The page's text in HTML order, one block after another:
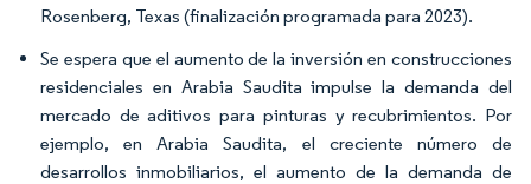
Rosenberg, Texas (finalización programada para 2023).
Se espera que el aumento de la inversión en construcciones
residenciales en Arabia Saudita impulse la demanda del
mercado de aditivos para pinturas y recubrimientos. Por
ejemplo, en Arabia Saudita, el creciente número de
desarrollos inmobiliarios, el aumento de la demanda de